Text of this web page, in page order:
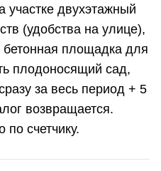
участке двухэтажный
(удобства на улице),
площадка для
плодоносящий сад,
за весь период + 5
возвращается.
по счетчику.